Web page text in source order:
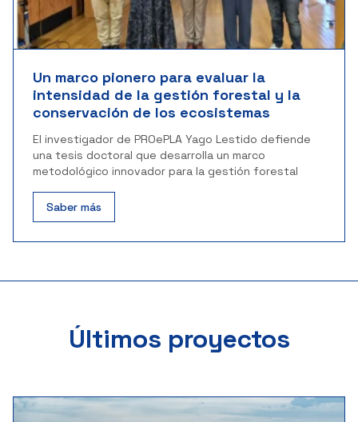
Un marco pionero para evaluar la
intensidad de la gestión forestal y la
conservación de los ecosistemas
El investigador de PROePLA Yago Lestido defiende
una tesis doctoral que desarrolla un marco
metodológico innovador para la gestión forestal
Saber más
Últimos proyectos